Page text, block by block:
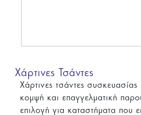
Χάρτινες Τσάντες
Χάρτινες τσάντες
κομψή και επαγγελματική
επιλογή για καταστήματα που